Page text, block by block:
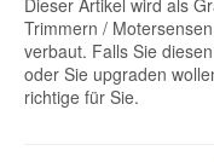
Trimmern /
verbaut. Falls Sie
oder Sie upgraden
richtige für Sie.